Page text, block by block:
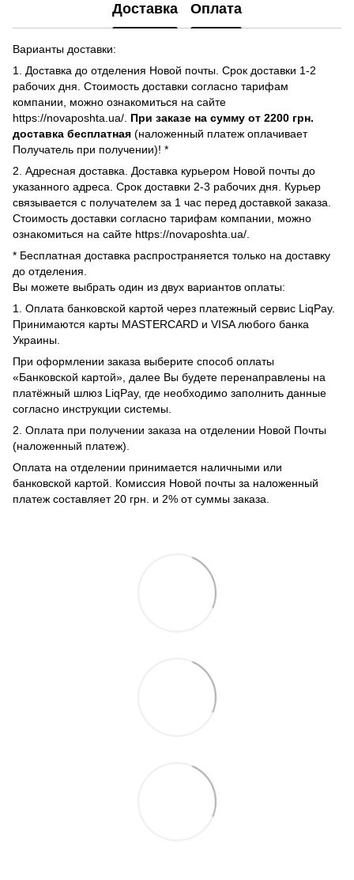
Доставка Оплата
Варианты доставки:
1. Доставка до отделения Новой почты. Срок доставки 1-2
рабочих дня. Стоимость доставки согласно тарифам
компании, можно ознакомиться на сайте
https://novaposhta.ua/. При заказе на сумму от 2200 грн.
доставка бесплатная (наложенный платеж оплачивает
Получатель при получении)! *
2. Адресная доставка. Доставка курьером Новой почты до
указанного адреса. Срок доставки 2-3 рабочих дня. Курьер
связывается с получателем за 1 час перед доставкой заказа.
Стоимость доставки согласно тарифам компании, можно
ознакомиться на сайте https://novaposhta.ua/.
* Бесплатная доставка распространяется только на доставку
до отделения.
Вы можете выбрать один из двух вариантов оплаты:
1. Оплата банковской картой через платежный сервис LiqPay.
Принимаются карты MASTERCARD и VISA любого банка
Украины.
При оформлении заказа выберите способ оплаты
«Банковской картой», далее Вы будете перенаправлены на
платёжный шлюз LiqPay, где необходимо заполнить данные
согласно инструкции системы.
2. Оплата при получении заказа на отделении Новой Почты
(наложенный платеж).
Оплата на отделении принимается наличными или
банковской картой. Комиссия Новой почты за наложенный
платеж составляет 20 грн. и 2% от суммы заказа.